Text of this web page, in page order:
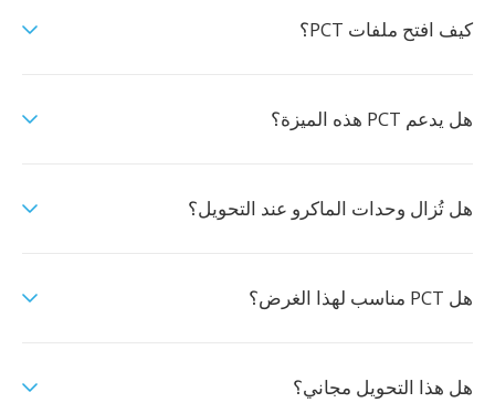
كيف افتح ملفات PCT؟
هل يدعم PCT هذه الميزة؟
هل تُزال وحدات الماكرو عند التحويل؟
هل PCT مناسب لهذا الغرض؟
هل هذا التحويل مجاني؟